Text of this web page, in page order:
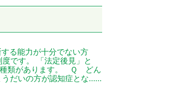
る能力が十分でない方
です。 「法定後見」と
種類があります。 Ｑ どん
だいの方が認知症とな……